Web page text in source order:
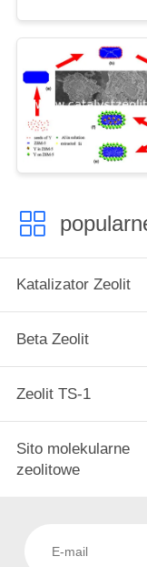
Katalizator Zeolit
Beta Zeolit
Zeolit ​​TS-1
Sito molekularne
zeolitowe